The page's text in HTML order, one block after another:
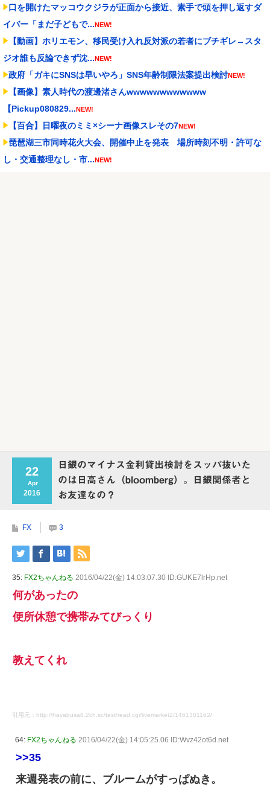
口を開けたマッコウクジラが正面から接近、素手で頭を押し返すダ
イバー「まだ子どもで...NEW!
【動画】ホリエモン、移民受け入れ反対派の若者にブチギレ→スタ
ジオ誰も反論できず沈...NEW!
政府「ガキにSNSは早いやろ」SNS年齢制限法案提出検討NEW!
【画像】素人時代の渡邊渚さんwwwwwwwwwwww
【Pickup080829...NEW!
【百合】日曜夜のミミ×シーナ画像スレその7NEW!
琵琶湖三市同時花火大会、開催中止を発表 場所時刻不明・許可な
し・交通整理なし・市...NEW!
22
Apr
2016
日銀のマイナス金利貸出検討をスッパ抜いた
のは日高さん（bloomberg）。日銀関係者と
お友達なの？
FX 3
35: FX2ちゃんねる 2016/04/22(金) 14:03:07.30 ID:GUKE7lrHp.net
何があったの
便所休憩で携帯みてびっくり
教えてくれ
引用元：http://hayabusa8.2ch.sc/test/read.cgi/livemarket2/1461301162/
64: FX2ちゃんねる 2016/04/22(金) 14:05:25.06 ID:Wvz42ot6d.net
>>35
来週発表の前に、ブルームがすっぱぬき。